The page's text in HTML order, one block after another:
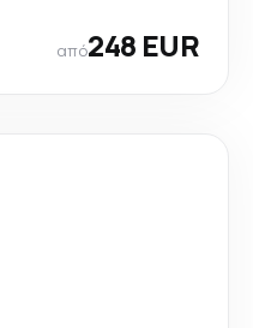
από248 EUR